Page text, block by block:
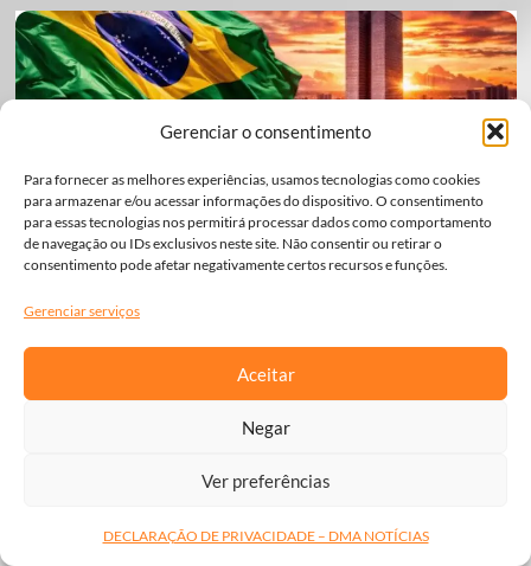
Gerenciar o consentimento
Para fornecer as melhores experiências, usamos tecnologias como cookies
para armazenar e/ou acessar informações do dispositivo. O consentimento
para essas tecnologias nos permitirá processar dados como comportamento
de navegação ou IDs exclusivos neste site. Não consentir ou retirar o
consentimento pode afetar negativamente certos recursos e funções.
Gerenciar serviços
Aceitar
Negar
Ver preferências
DECLARAÇÃO DE PRIVACIDADE – DMA NOTÍCIAS
Em meio à queda de popularidade, o governo acelera medidas
pagará a conta e qual será o impacto para o futuro da economia